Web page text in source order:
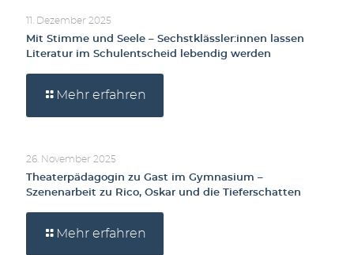
11. Dezember 2025
Mit Stimme und Seele – Sechstklässler:innen lassen
Literatur im Schulentscheid lebendig werden
Mehr erfahren
26. November 2025
Theaterpädagogin zu Gast im Gymnasium –
Szenenarbeit zu Rico, Oskar und die Tieferschatten
Mehr erfahren